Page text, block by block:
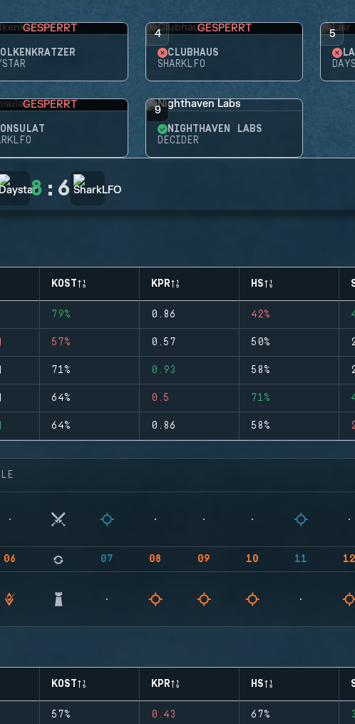
GESPERRT 4 GESPERRT
CLUBHAUS
SHARKLFO
5
GESPERRT 9
NIGHTHAVEN LABS
DECIDER
8 : 6
KOST KPR HS
79% 0.86 42%
57% 0.57 50%
71% 0.93 58%
64% 0.5 71%
64% 0.86 58%
06 07 08 09 10 11 12
KOST KPR HS
57% 0.43 67%